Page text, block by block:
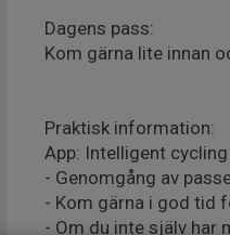
Dagens pass:
Kom gärna lite innan
Praktisk information:
App: Intelligent
- Genomgång av
- Kom gärna i god tid
- Om du inte själv har